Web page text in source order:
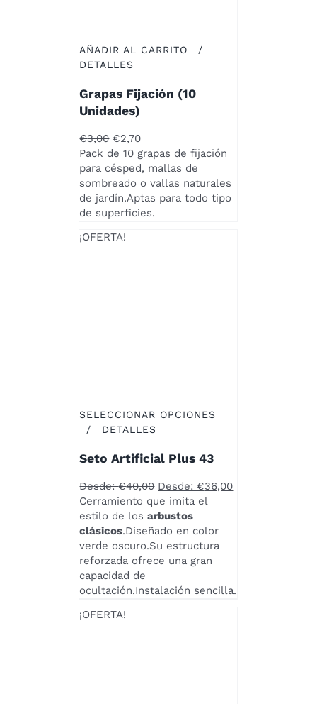
AÑADIR AL CARRITO
/
DETALLES
Grapas Fijación (10
Unidades)
€3,00 El
precio
original
era:
€3,00.
€2,70El
precio
actual
es:
€2,70.
Pack de 10 grapas de fijación
para césped, mallas de
sombreado o vallas naturales
de jardín.Aptas para todo tipo
de superficies.
¡OFERTA!
SELECCIONAR OPCIONES
ESTE
TIENE
VARIANTES.
LAS
OPCIONES
SE
PUEDEN
ELEGIR
EN
LA
DE
/ DETALLES
Seto Artificial Plus 43
Desde:€40,00 Desde: €36,00
Cerramiento que imita el
estilo de losarbustos
clásicos.Diseñado en color
verde oscuro.Su estructura
reforzada ofrece una gran
capacidad de
ocultación.Instalación sencilla.
¡OFERTA!